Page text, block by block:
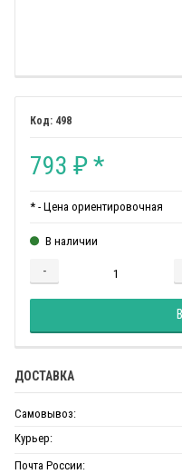
498
793 ₽*
* - Цена ориентировочная
В наличии
-
ДОСТАВКА
Самовывоз:
Курьер:
Почта России: